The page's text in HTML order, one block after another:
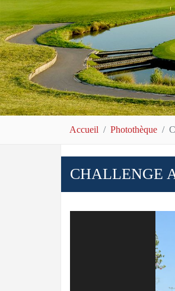
Accueil Photothèque
CHALLENGE